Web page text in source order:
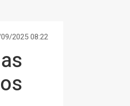
2025 08:22